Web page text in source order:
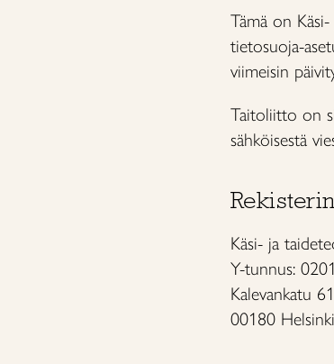
Tämä on
tietosuoja-
viimeisin
Taitoliitto on
sähköisestä
Käsi- ja
Y-tunnus:
Kalevankatu 61
00180 Helsinki